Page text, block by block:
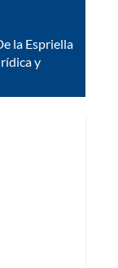
la Espriella
y